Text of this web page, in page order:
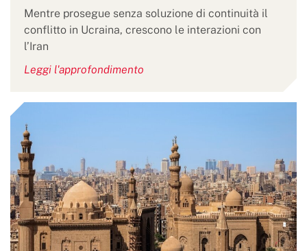
Mentre prosegue senza soluzione di continuità il
conflitto in Ucraina, crescono le interazioni con
l’Iran
Leggi l'approfondimento